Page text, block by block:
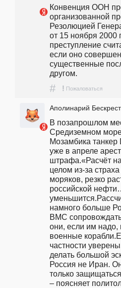
Конвенция ООН
организованной
Резолюцией
от 15 ноября 2000
преступление
если оно
существенные
другом.
# ! Пожаловаться
Аполинарий
В позапрошлом
Средиземном
Мозамбика танкер
уже в апреле
штрафа.«Расчёт на
целом из-за
моряков, резко
российской
намного больше
ВМС
они, если им надо,
военные
частности
делать большой
Россия не Иран.
только
– поясняет